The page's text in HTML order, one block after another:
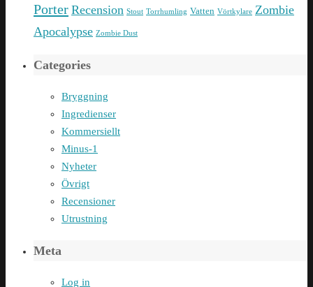
Porter Recension Stout Torrhumling Vatten Vörtkylare Zombie
Apocalypse Zombie Dust
Categories
Bryggning
Ingredienser
Kommersiellt
Minus-1
Nyheter
Övrigt
Recensioner
Utrustning
Meta
Log in